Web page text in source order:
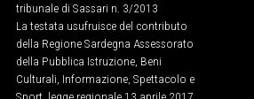
tribunale di Sassari n. 3/2013
La testata usufruisce del contributo
della Regione Sardegna Assessorato
della Pubblica Istruzione, Beni
Culturali, Informazione, Spettacolo e